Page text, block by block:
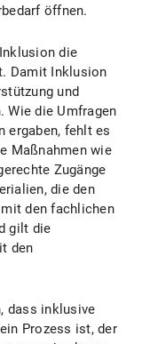
öffnen.
die
Damit Inklusion
und
Wie die Umfragen
ergaben, fehlt es
Maßnahmen wie
Zugänge
die den
den fachlichen
gilt die
den
dass inklusive
Prozess ist, der